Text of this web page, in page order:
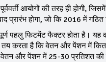
आयोगों की तरह ही होगी,
प्रारंभ होगा, जो कि 2016 में
पहलु फिटमेंट फैक्टर होता है। यह
करता है कि वेतन और पेंशन में
और पेंशन में 25-30 प्रतिशत की